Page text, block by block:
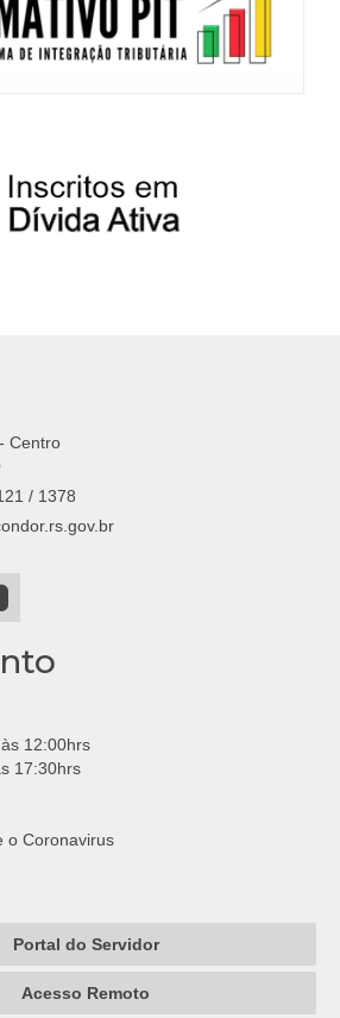
Centro
/ 1378
12:00hrs
17:30hrs
Portal do Servidor
Acesso Remoto